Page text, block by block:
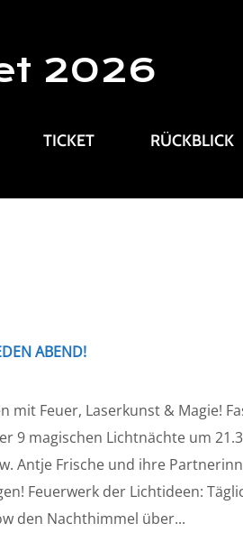
2026
TICKET RÜCKBLICK
ABEND!
mit Feuer, Laserkunst & Magie!
9 magischen Lichtnächte um
Antje Frische und ihre
Feuerwerk der Lichtideen:
den Nachthimmel über...